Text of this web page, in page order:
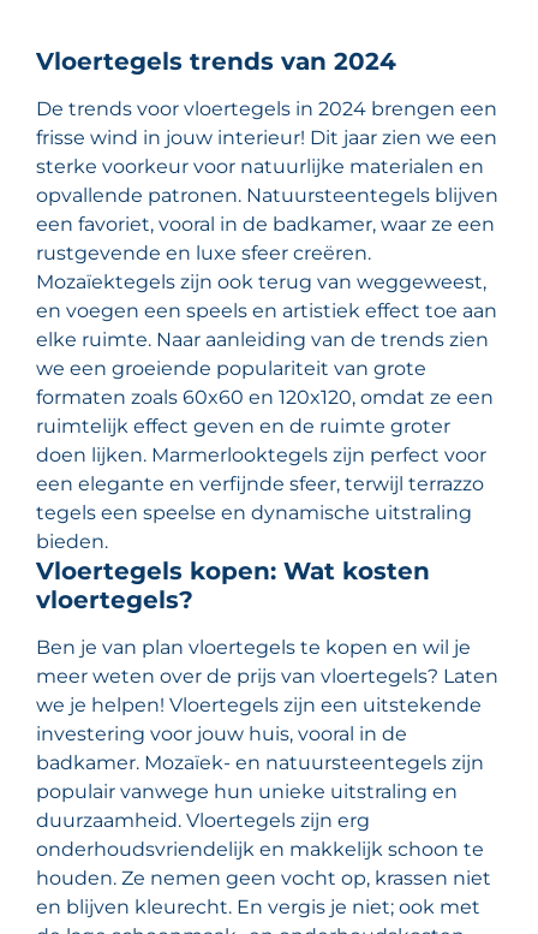
Vloertegels trends van 2024
De trends voor vloertegels in 2024 brengen een
frisse wind in jouw interieur! Dit jaar zien we een
sterke voorkeur voor natuurlijke materialen en
opvallende patronen. Natuursteentegels blijven
een favoriet, vooral in de badkamer, waar ze een
rustgevende en luxe sfeer creëren.
Mozaïektegels zijn ook terug van weggeweest,
en voegen een speels en artistiek effect toe aan
elke ruimte. Naar aanleiding van de trends zien
we een groeiende populariteit van grote
formaten zoals 60x60 en 120x120, omdat ze een
ruimtelijk effect geven en de ruimte groter
doen lijken. Marmerlooktegels zijn perfect voor
een elegante en verfijnde sfeer, terwijl terrazzo
tegels een speelse en dynamische uitstraling
bieden.
Vloertegels kopen: Wat kosten
vloertegels?
Ben je van plan vloertegels te kopen en wil je
meer weten over de prijs van vloertegels? Laten
we je helpen! Vloertegels zijn een uitstekende
investering voor jouw huis, vooral in de
badkamer. Mozaïek- en natuursteentegels zijn
populair vanwege hun unieke uitstraling en
duurzaamheid. Vloertegels zijn erg
onderhoudsvriendelijk en makkelijk schoon te
houden. Ze nemen geen vocht op, krassen niet
en blijven kleurecht. En vergis je niet; ook met